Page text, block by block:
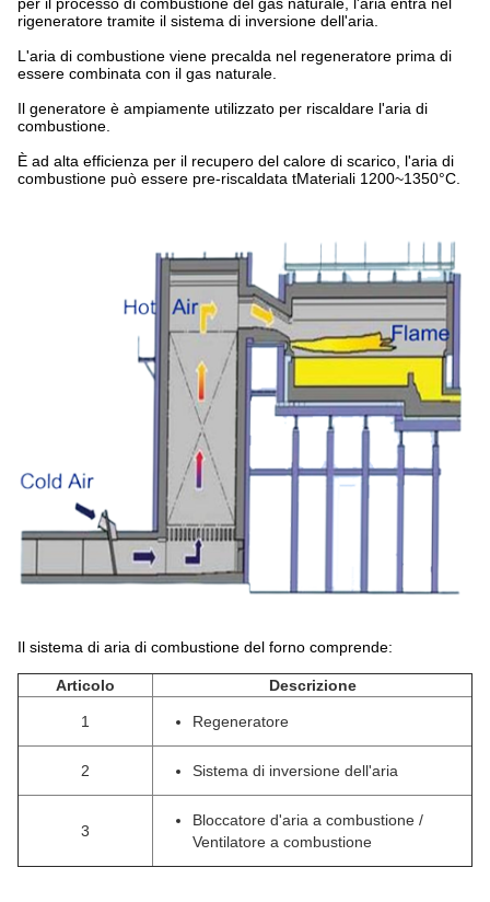
rigeneratore tramite il sistema di inversione dell'aria.
L'aria di combustione viene precalda nel regeneratore prima di
essere combinata con il gas naturale.
Il generatore è ampiamente utilizzato per riscaldare l'aria di
combustione.
È ad alta efficienza per il recupero del calore di scarico, l'aria di
combustione può essere pre-riscaldata tMateriali 1200~1350°C.
Il sistema di aria di combustione del forno comprende:
Articolo Descrizione
1 Regeneratore
2 Sistema di inversione dell'aria
3
Bloccatore d'aria a combustione /
Ventilatore a combustione